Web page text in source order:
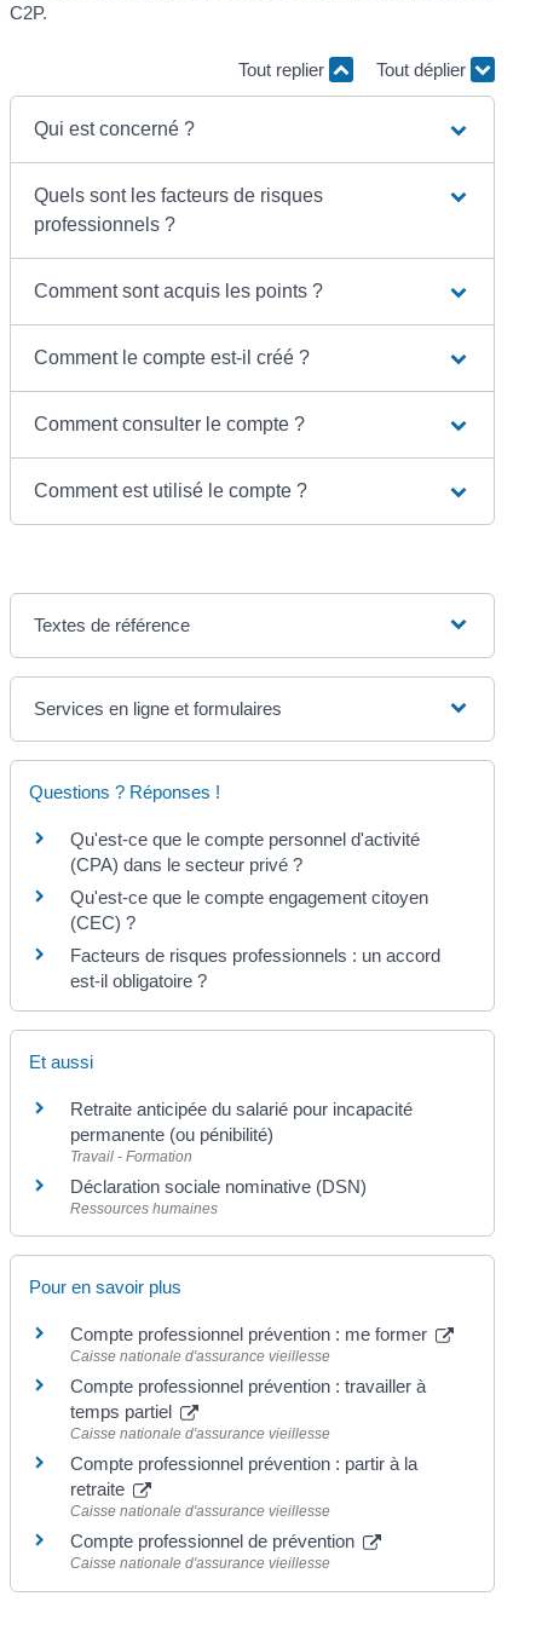
C2P.
Tout replier Tout déplier
Qui est concerné ?
Quels sont les facteurs de risques
professionnels ?
Comment sont acquis les points ?
Comment le compte est-il créé ?
Comment consulter le compte ?
Comment est utilisé le compte ?
Textes de référence
Services en ligne et formulaires
Questions ? Réponses !
Qu'est-ce que le compte personnel d'activité
(CPA) dans le secteur privé ?
Qu'est-ce que le compte engagement citoyen
(CEC) ?
Facteurs de risques professionnels : un accord
est-il obligatoire ?
Et aussi
Retraite anticipée du salarié pour incapacité
permanente (ou pénibilité)
Travail - Formation
Déclaration sociale nominative (DSN)
Ressources humaines
Pour en savoir plus
Compte professionnel prévention : me former
Caisse nationale d'assurance vieillesse
Compte professionnel prévention : travailler à
temps partiel
Caisse nationale d'assurance vieillesse
Compte professionnel prévention : partir à la
retraite
Caisse nationale d'assurance vieillesse
Compte professionnel de prévention
Caisse nationale d'assurance vieillesse